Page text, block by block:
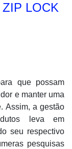
LOCK
que possam
e manter uma
Assim, a gestão
leva em
seu respectivo
pesquisas